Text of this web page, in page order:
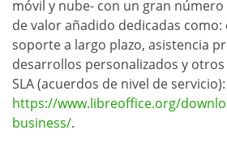
móvil y nube- con un gran
de valor añadido dedicadas como:
soporte a largo plazo, asistencia
desarrollos personalizados y
SLA (acuerdos de nivel de servicio):
https://www.libreoffice.org/
business/.